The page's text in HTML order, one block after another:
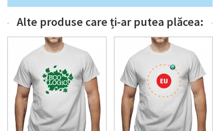
Alte produse care ți-ar putea plăcea: